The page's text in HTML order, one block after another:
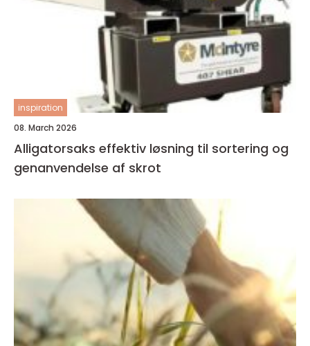
inspiration
08. March 2026
Alligatorsaks effektiv løsning til sortering og
genanvendelse af skrot